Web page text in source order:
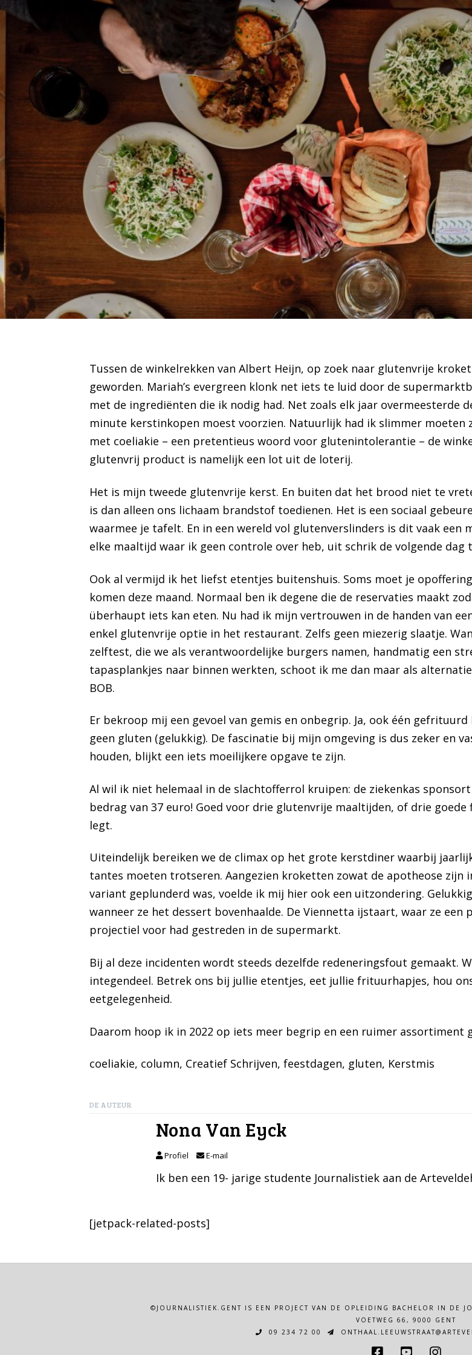
Tussen de winkelrekken van Albert Heijn, op zoek naar glutenvrije
geworden. Mariah’s evergreen klonk net iets te luid door de
met de ingrediënten die ik nodig had. Net zoals elk jaar overmeesterde
minute kerstinkopen moest voorzien. Natuurlijk had ik slimmer moeten
met coeliakie – een pretentieus woord voor glutenintolerantie – de
glutenvrij product is namelijk een lot uit de loterij.
Het is mijn tweede glutenvrije kerst. En buiten dat het brood niet te
is dan alleen ons lichaam brandstof toedienen. Het is een sociaal
waarmee je tafelt. En in een wereld vol glutenverslinders is dit vaak
elke maaltijd waar ik geen controle over heb, uit schrik de volgende
Ook al vermijd ik het liefst etentjes buitenshuis. Soms moet je
komen deze maand. Normaal ben ik degene die de reservaties maakt
überhaupt iets kan eten. Nu had ik mijn vertrouwen in de handen van
enkel glutenvrije optie in het restaurant. Zelfs geen miezerig slaatje.
zelftest, die we als verantwoordelijke burgers namen, handmatig een
tapasplankjes naar binnen werkten, schoot ik me dan maar als
BOB.
Er bekroop mij een gevoel van gemis en onbegrip. Ja, ook één
geen gluten (gelukkig). De fascinatie bij mijn omgeving is dus zeker en
houden, blijkt een iets moeilijkere opgave te zijn.
Al wil ik niet helemaal in de slachtofferrol kruipen: de ziekenkas
bedrag van 37 euro! Goed voor drie glutenvrije maaltijden, of drie
legt.
Uiteindelijk bereiken we de climax op het grote kerstdiner waarbij
tantes moeten trotseren. Aangezien kroketten zowat de apotheose zijn
variant geplunderd was, voelde ik mij hier ook een uitzondering.
wanneer ze het dessert bovenhaalde. De Viennetta ijstaart, waar ze een
projectiel voor had gestreden in de supermarkt.
Bij al deze incidenten wordt steeds dezelfde redeneringsfout gemaakt.
integendeel. Betrek ons bij jullie etentjes, eet jullie frituurhapjes, hou
eetgelegenheid.
Daarom hoop ik in 2022 op iets meer begrip en een ruimer assortiment
coeliakie, column, Creatief Schrijven, feestdagen, gluten, Kerstmis
DE AUTEUR
Nona Van Eyck
Profiel E-mail
Ik ben een 19- jarige studente Journalistiek aan de
[jetpack-related-posts]
©JOURNALISTIEK.GENT IS EEN PROJECT VAN DE OPLEIDING BACHELOR IN DE
VOETWEG 66, 9000 GENT
09 234 72 00